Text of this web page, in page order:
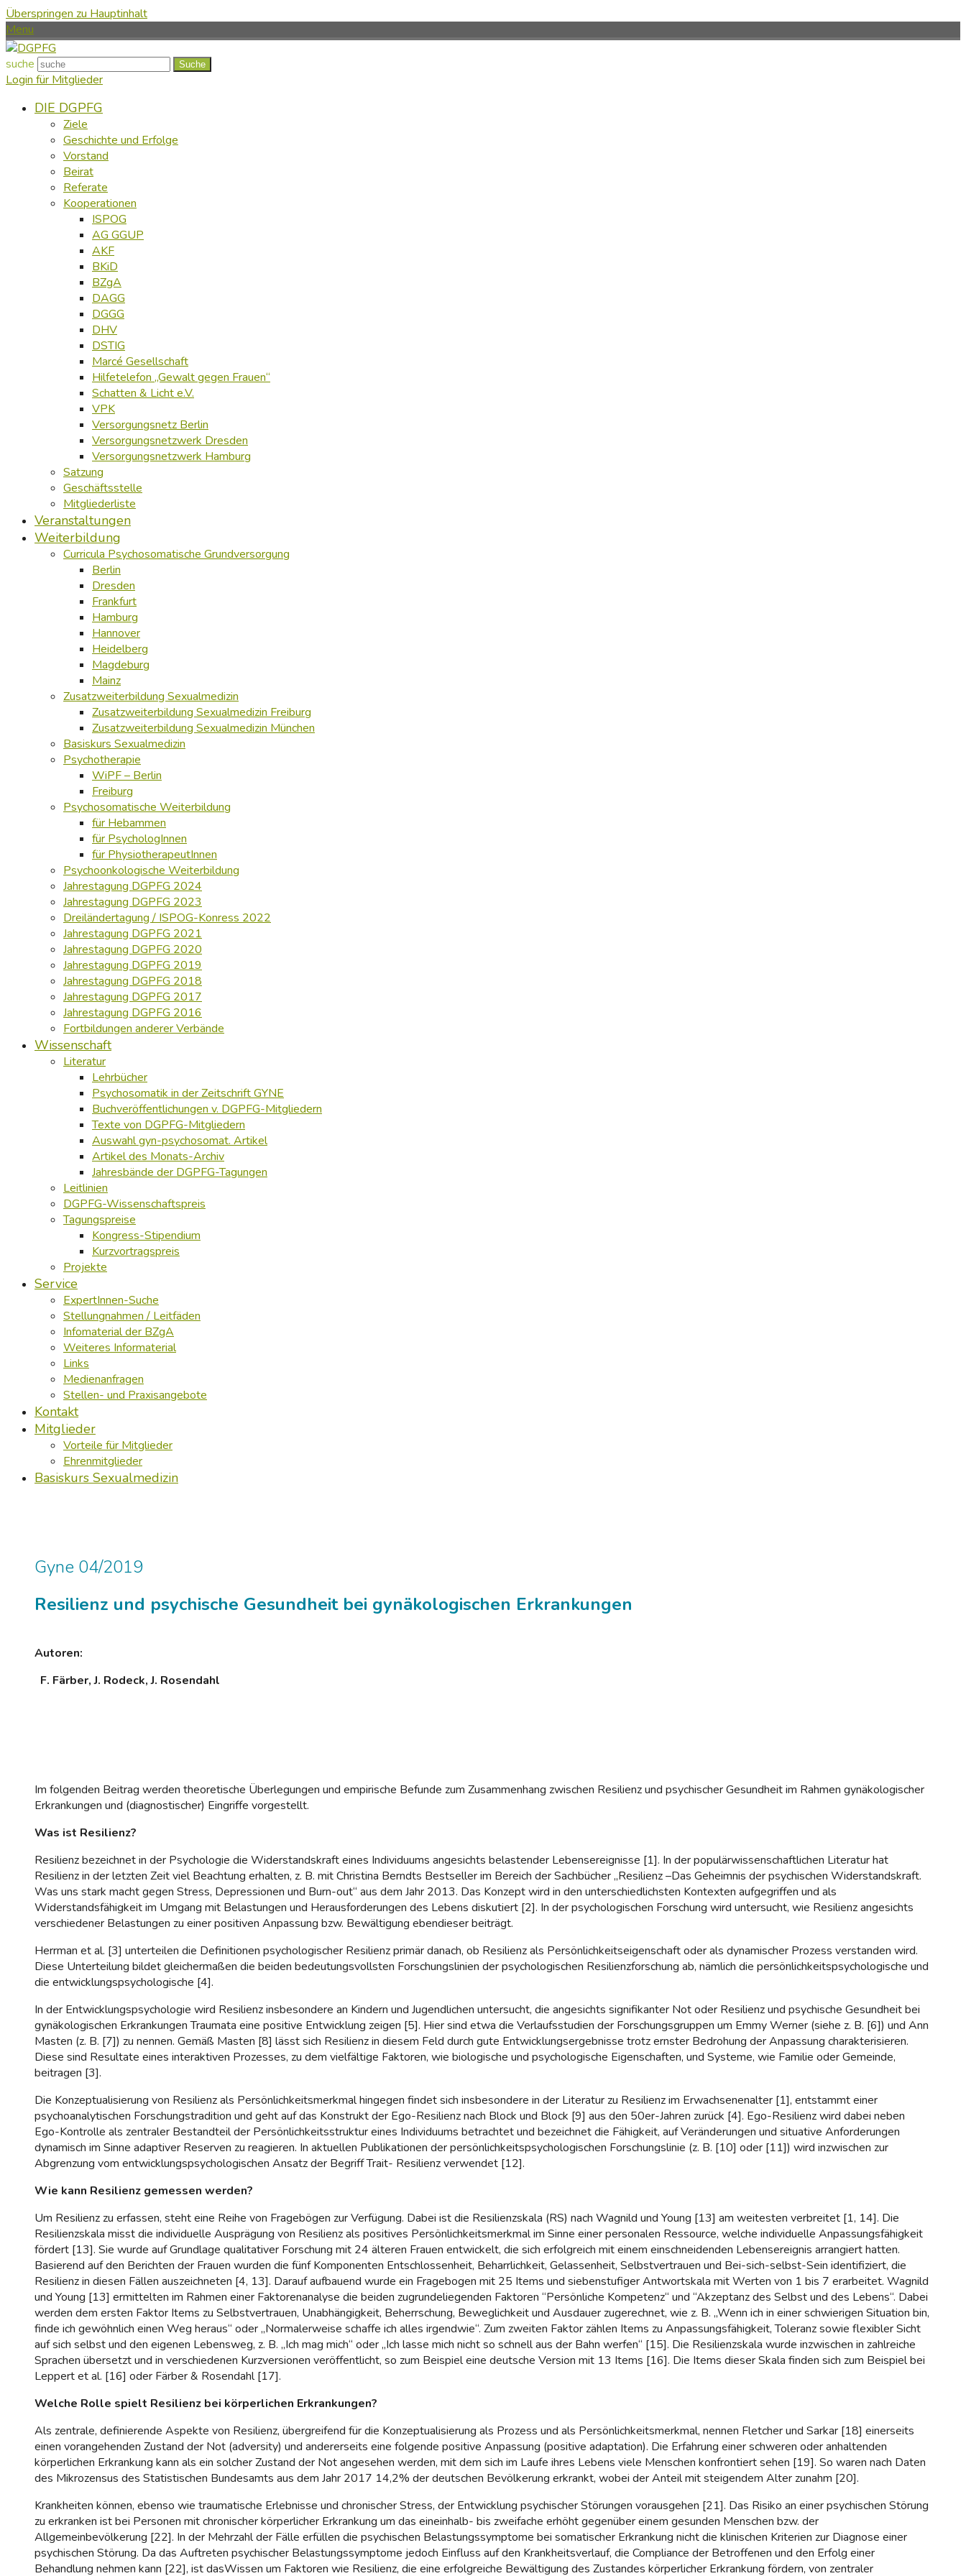
Überspringen zu Hauptinhalt
Menu
suche Suche
Login für Mitglieder
DIE DGPFG
Ziele
Geschichte und Erfolge
Vorstand
Beirat
Referate
Kooperationen
ISPOG
AG GGUP
AKF
BKiD
BZgA
DAGG
DGGG
DHV
DSTIG
Marcé Gesellschaft
Hilfetelefon „Gewalt gegen Frauen“
Schatten & Licht e.V.
VPK
Versorgungsnetz Berlin
Versorgungsnetzwerk Dresden
Versorgungsnetzwerk Hamburg
Satzung
Geschäftsstelle
Mitgliederliste
Veranstaltungen
Weiterbildung
Curricula Psychosomatische Grundversorgung
Berlin
Dresden
Frankfurt
Hamburg
Hannover
Heidelberg
Magdeburg
Mainz
Zusatzweiterbildung Sexualmedizin
Zusatzweiterbildung Sexualmedizin Freiburg
Zusatzweiterbildung Sexualmedizin München
Basiskurs Sexualmedizin
Psychotherapie
WiPF – Berlin
Freiburg
Psychosomatische Weiterbildung
für Hebammen
für PsychologInnen
für PhysiotherapeutInnen
Psychoonkologische Weiterbildung
Jahrestagung DGPFG 2024
Jahrestagung DGPFG 2023
Dreiländertagung / ISPOG-Konress 2022
Jahrestagung DGPFG 2021
Jahrestagung DGPFG 2020
Jahrestagung DGPFG 2019
Jahrestagung DGPFG 2018
Jahrestagung DGPFG 2017
Jahrestagung DGPFG 2016
Fortbildungen anderer Verbände
Wissenschaft
Literatur
Lehrbücher
Psychosomatik in der Zeitschrift GYNE
Buchveröffentlichungen v. DGPFG-Mitgliedern
Texte von DGPFG-Mitgliedern
Auswahl gyn-psychosomat. Artikel
Artikel des Monats-Archiv
Jahresbände der DGPFG-Tagungen
Leitlinien
DGPFG-Wissenschaftspreis
Tagungspreise
Kongress-Stipendium
Kurzvortragspreis
Projekte
Service
ExpertInnen-Suche
Stellungnahmen / Leitfäden
Infomaterial der BZgA
Weiteres Informaterial
Links
Medienanfragen
Stellen- und Praxisangebote
Kontakt
Mitglieder
Vorteile für Mitglieder
Ehrenmitglieder
Basiskurs Sexualmedizin
Gyne 04/2019
Resilienz und psychische Gesundheit bei gynäkologischen Erkrankungen
Autoren:
F. Färber, J. Rodeck, J. Rosendahl
Im folgenden Beitrag werden theoretische Überlegungen und empirische Befunde zum Zusammenhang zwischen Resilienz und psychischer Gesundheit im Rahmen gynäkologischer
Erkrankungen und (diagnostischer) Eingriffe vorgestellt.
Was ist Resilienz?
Resilienz bezeichnet in der Psychologie die Widerstandskraft eines Individuums angesichts belastender Lebensereignisse [1]. In der populärwissenschaftlichen Literatur hat
Resilienz in der letzten Zeit viel Beachtung erhalten, z. B. mit Christina Berndts Bestseller im Bereich der Sachbücher „Resilienz –Das Geheimnis der psychischen Widerstandskraft.
Was uns stark macht gegen Stress, Depressionen und Burn-out“ aus dem Jahr 2013. Das Konzept wird in den unterschiedlichsten Kontexten aufgegriffen und als
Widerstandsfähigkeit im Umgang mit Belastungen und Herausforderungen des Lebens diskutiert [2]. In der psychologischen Forschung wird untersucht, wie Resilienz angesichts
verschiedener Belastungen zu einer positiven Anpassung bzw. Bewältigung ebendieser beiträgt.
Herrman et al. [3] unterteilen die Definitionen psychologischer Resilienz primär danach, ob Resilienz als Persönlichkeitseigenschaft oder als dynamischer Prozess verstanden wird.
Diese Unterteilung bildet gleichermaßen die beiden bedeutungsvollsten Forschungslinien der psychologischen Resilienzforschung ab, nämlich die persönlichkeitspsychologische und
die entwicklungspsychologische [4].
In der Entwicklungspsychologie wird Resilienz insbesondere an Kindern und Jugendlichen untersucht, die angesichts signifikanter Not oder Resilienz und psychische Gesundheit bei
gynäkologischen Erkrankungen Traumata eine positive Entwicklung zeigen [5]. Hier sind etwa die Verlaufsstudien der Forschungsgruppen um Emmy Werner (siehe z. B. [6]) und Ann
Masten (z. B. [7]) zu nennen. Gemäß Masten [8] lässt sich Resilienz in diesem Feld durch gute Entwicklungsergebnisse trotz ernster Bedrohung der Anpassung charakterisieren.
Diese sind Resultate eines interaktiven Prozesses, zu dem vielfältige Faktoren, wie biologische und psychologische Eigenschaften, und Systeme, wie Familie oder Gemeinde,
beitragen [3].
Die Konzeptualisierung von Resilienz als Persönlichkeitsmerkmal hingegen findet sich insbesondere in der Literatur zu Resilienz im Erwachsenenalter [1], entstammt einer
psychoanalytischen Forschungstradition und geht auf das Konstrukt der Ego-Resilienz nach Block und Block [9] aus den 50er-Jahren zurück [4]. Ego-Resilienz wird dabei neben
Ego-Kontrolle als zentraler Bestandteil der Persönlichkeitsstruktur eines Individuums betrachtet und bezeichnet die Fähigkeit, auf Veränderungen und situative Anforderungen
dynamisch im Sinne adaptiver Reserven zu reagieren. In aktuellen Publikationen der persönlichkeitspsychologischen Forschungslinie (z. B. [10] oder [11]) wird inzwischen zur
Abgrenzung vom entwicklungspsychologischen Ansatz der Begriff Trait- Resilienz verwendet [12].
Wie kann Resilienz gemessen werden?
Um Resilienz zu erfassen, steht eine Reihe von Fragebögen zur Verfügung. Dabei ist die Resilienzskala (RS) nach Wagnild und Young [13] am weitesten verbreitet [1, 14]. Die
Resilienzskala misst die individuelle Ausprägung von Resilienz als positives Persönlichkeitsmerkmal im Sinne einer personalen Ressource, welche individuelle Anpassungsfähigkeit
fördert [13]. Sie wurde auf Grundlage qualitativer Forschung mit 24 älteren Frauen entwickelt, die sich erfolgreich mit einem einschneidenden Lebensereignis arrangiert hatten.
Basierend auf den Berichten der Frauen wurden die fünf Komponenten Entschlossenheit, Beharrlichkeit, Gelassenheit, Selbstvertrauen und Bei-sich-selbst-Sein identifiziert, die
Resilienz in diesen Fällen auszeichneten [4, 13]. Darauf aufbauend wurde ein Fragebogen mit 25 Items und siebenstufiger Antwortskala mit Werten von 1 bis 7 erarbeitet. Wagnild
und Young [13] ermittelten im Rahmen einer Faktorenanalyse die beiden zugrundeliegenden Faktoren “Persönliche Kompetenz“ und “Akzeptanz des Selbst und des Lebens“. Dabei
werden dem ersten Faktor Items zu Selbstvertrauen, Unabhängigkeit, Beherrschung, Beweglichkeit und Ausdauer zugerechnet, wie z. B. „Wenn ich in einer schwierigen Situation bin,
finde ich gewöhnlich einen Weg heraus“ oder „Normalerweise schaffe ich alles irgendwie“. Zum zweiten Faktor zählen Items zu Anpassungsfähigkeit, Toleranz sowie flexibler Sicht
auf sich selbst und den eigenen Lebensweg, z. B. „Ich mag mich“ oder „Ich lasse mich nicht so schnell aus der Bahn werfen“ [15]. Die Resilienzskala wurde inzwischen in zahlreiche
Sprachen übersetzt und in verschiedenen Kurzversionen veröffentlicht, so zum Beispiel eine deutsche Version mit 13 Items [16]. Die Items dieser Skala finden sich zum Beispiel bei
Leppert et al. [16] oder Färber & Rosendahl [17].
Welche Rolle spielt Resilienz bei körperlichen Erkrankungen?
Als zentrale, definierende Aspekte von Resilienz, übergreifend für die Konzeptualisierung als Prozess und als Persönlichkeitsmerkmal, nennen Fletcher und Sarkar [18] einerseits
einen vorangehenden Zustand der Not (adversity) und andererseits eine folgende positive Anpassung (positive adaptation). Die Erfahrung einer schweren oder anhaltenden
körperlichen Erkrankung kann als ein solcher Zustand der Not angesehen werden, mit dem sich im Laufe ihres Lebens viele Menschen konfrontiert sehen [19]. So waren nach Daten
des Mikrozensus des Statistischen Bundesamts aus dem Jahr 2017 14,2% der deutschen Bevölkerung erkrankt, wobei der Anteil mit steigendem Alter zunahm [20].
Krankheiten können, ebenso wie traumatische Erlebnisse und chronischer Stress, der Entwicklung psychischer Störungen vorausgehen [21]. Das Risiko an einer psychischen Störung
zu erkranken ist bei Personen mit chronischer körperlicher Erkrankung um das eineinhalb- bis zweifache erhöht gegenüber einem gesunden Menschen bzw. der
Allgemeinbevölkerung [22]. In der Mehrzahl der Fälle erfüllen die psychischen Belastungssymptome bei somatischer Erkrankung nicht die klinischen Kriterien zur Diagnose einer
psychischen Störung. Da das Auftreten psychischer Belastungssymptome jedoch Einfluss auf den Krankheitsverlauf, die Compliance der Betroffenen und den Erfolg einer
Behandlung nehmen kann [22], ist dasWissen um Faktoren wie Resilienz, die eine erfolgreiche Bewältigung des Zustandes körperlicher Erkrankung fördern, von zentraler